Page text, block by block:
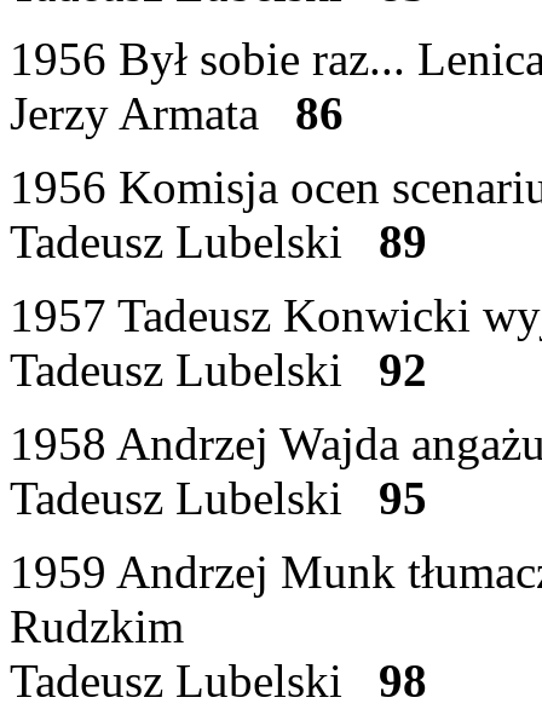
1956 Był sobie raz...
Jerzy Armata 86
1956 Komisja ocen
Tadeusz Lubelski 89
1957 Tadeusz Konwicki
Tadeusz Lubelski 92
1958 Andrzej Wajda
Tadeusz Lubelski 95
1959 Andrzej Munk
Rudzkim
Tadeusz Lubelski 98